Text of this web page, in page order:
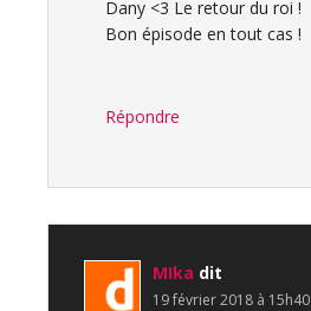
Dany <3 Le retour du roi !
Bon épisode en tout cas !
Répondre
MIka dit
19 février 2018 à 15h40